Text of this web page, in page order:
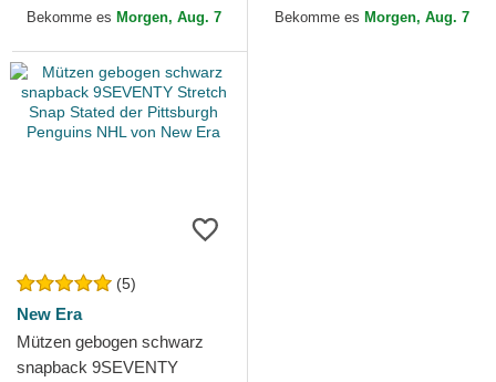
Penguins NHL von New Era
Bekomme es Morgen, Aug. 7
Penguins NHL von New Era
Bekomme es Morgen, Aug. 7
(5)
New Era
Mützen gebogen schwarz
snapback 9SEVENTY